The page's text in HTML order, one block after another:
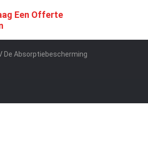
Een Offerte
De Absorptiebescherming